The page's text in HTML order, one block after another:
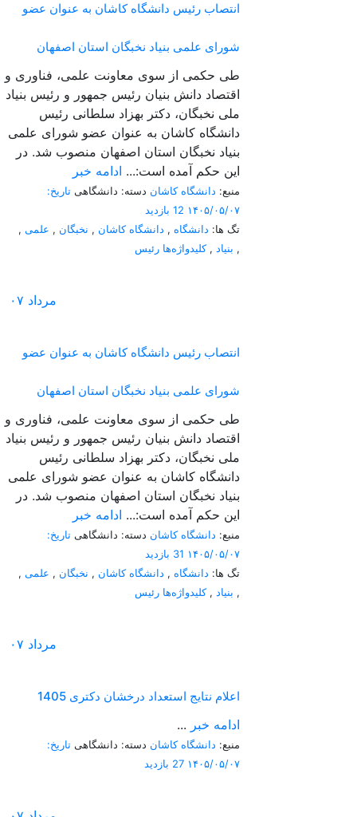
انتصاب رئیس دانشگاه کاشان به عنوان عضو
شورای علمی بنیاد نخبگان استان اصفهان
طی حکمی از سوی معاونت علمی، فناوری و
اقتصاد دانش بنیان رئیس جمهور و رئیس بنیاد
ملی نخبگان، دکتر بهزاد سلطانی رئیس
دانشگاه کاشان به عنوان عضو شورای علمی
بنیاد نخبگان استان اصفهان منصوب شد. در
این حکم آمده است:... ادامه خبر
منبع: دانشگاه کاشان دسته: دانشگاهی تاریخ:
۱۴۰۵/۰۵/۰۷ 12 بازدید
تگ ها: دانشگاه , دانشگاه کاشان , نخبگان , علمی ,
بنیاد ,کلیدواژه‌ها رئیس ,
۰۷ مرداد
انتصاب رئیس دانشگاه کاشان به عنوان عضو
شورای علمی بنیاد نخبگان استان اصفهان
طی حکمی از سوی معاونت علمی، فناوری و
اقتصاد دانش بنیان رئیس جمهور و رئیس بنیاد
ملی نخبگان، دکتر بهزاد سلطانی رئیس
دانشگاه کاشان به عنوان عضو شورای علمی
بنیاد نخبگان استان اصفهان منصوب شد. در
این حکم آمده است:... ادامه خبر
منبع: دانشگاه کاشان دسته: دانشگاهی تاریخ:
۱۴۰۵/۰۵/۰۷ 31 بازدید
تگ ها: دانشگاه , دانشگاه کاشان , نخبگان , علمی ,
بنیاد ,کلیدواژه‌ها رئیس ,
۰۷ مرداد
اعلام نتایج استعداد درخشان دکتری 1405
... ادامه خبر
منبع: دانشگاه کاشان دسته: دانشگاهی تاریخ:
۱۴۰۵/۰۵/۰۷ 27 بازدید